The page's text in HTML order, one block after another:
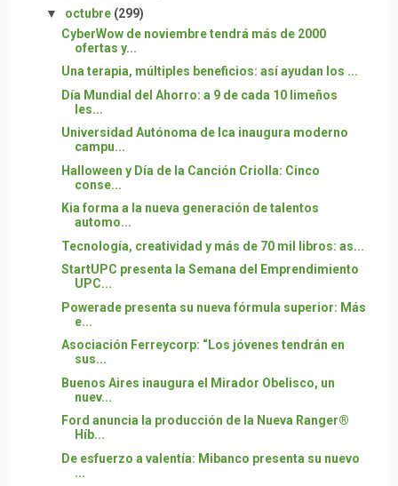
▼ octubre (299)
CyberWow de noviembre tendrá más de 2000
ofertas y...
Una terapia, múltiples beneficios: así ayudan los ...
Día Mundial del Ahorro: a 9 de cada 10 limeños
les...
Universidad Autónoma de Ica inaugura moderno
campu...
Halloween y Día de la Canción Criolla: Cinco
conse...
Kia forma a la nueva generación de talentos
automo...
Tecnología, creatividad y más de 70 mil libros: as...
StartUPC presenta la Semana del Emprendimiento
UPC...
Powerade presenta su nueva fórmula superior: Más
e...
Asociación Ferreycorp: “Los jóvenes tendrán en
sus...
Buenos Aires inaugura el Mirador Obelisco, un
nuev...
Ford anuncia la producción de la Nueva Ranger®
Híb...
De esfuerzo a valentía: Mibanco presenta su nuevo
...